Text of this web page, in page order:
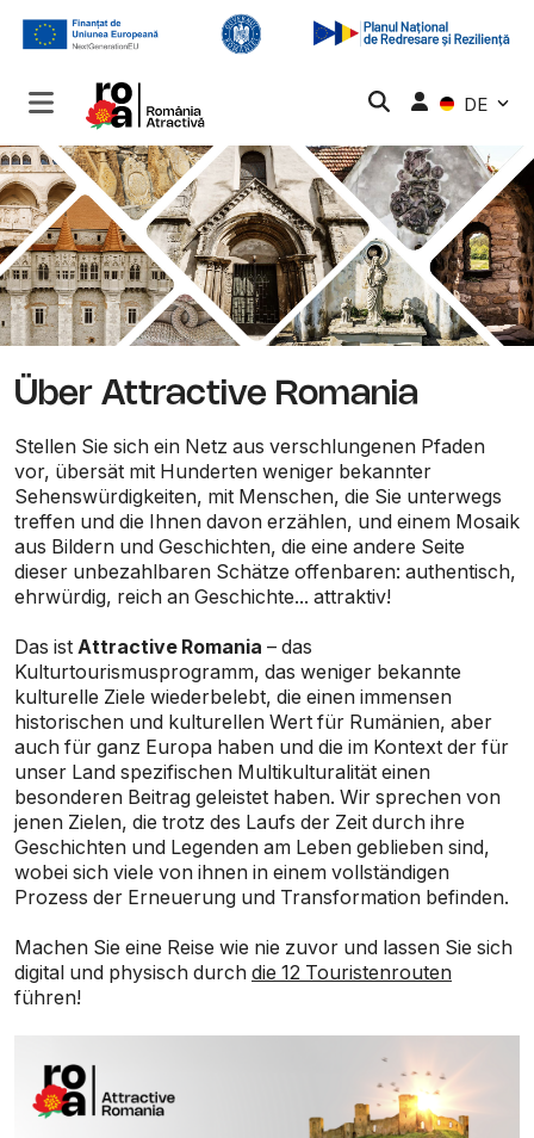
DE
Über Attractive Romania
Stellen Sie sich ein Netz aus verschlungenen Pfaden
vor, übersät mit Hunderten weniger bekannter
Sehenswürdigkeiten, mit Menschen, die Sie unterwegs
treffen und die Ihnen davon erzählen, und einem Mosaik
aus Bildern und Geschichten, die eine andere Seite
dieser unbezahlbaren Schätze offenbaren: authentisch,
ehrwürdig, reich an Geschichte... attraktiv!
Das ist Attractive Romania – das
Kulturtourismusprogramm, das weniger bekannte
kulturelle Ziele wiederbelebt, die einen immensen
historischen und kulturellen Wert für Rumänien, aber
auch für ganz Europa haben und die im Kontext der für
unser Land spezifischen Multikulturalität einen
besonderen Beitrag geleistet haben. Wir sprechen von
jenen Zielen, die trotz des Laufs der Zeit durch ihre
Geschichten und Legenden am Leben geblieben sind,
wobei sich viele von ihnen in einem vollständigen
Prozess der Erneuerung und Transformation befinden.
Machen Sie eine Reise wie nie zuvor und lassen Sie sich
digital und physisch durch die 12 Touristenrouten
führen!